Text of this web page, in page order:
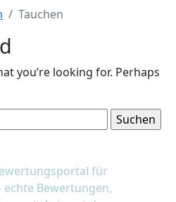
Tauchen
you’re looking for. Perhaps
für
Bewertungen,